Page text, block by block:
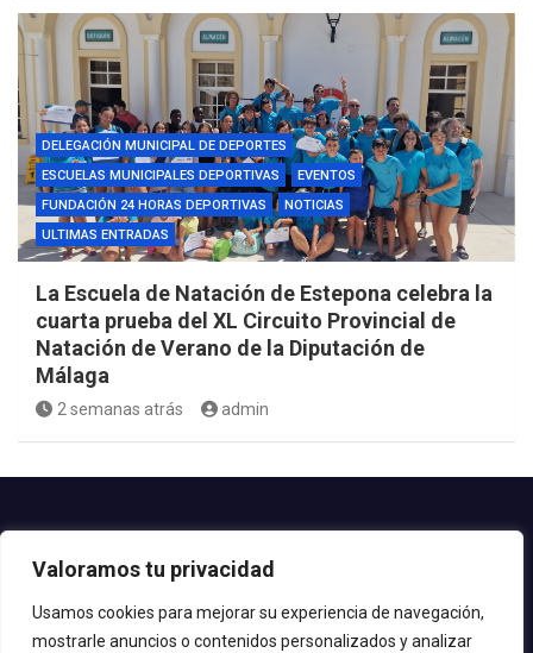
Valoramos tu privacidad
Usamos cookies para mejorar su experiencia de navegación,
mostrarle anuncios o contenidos personalizados y analizar
DELEGACIÓN MUNICIPAL DE DEPORTES
ESCUELAS MUNICIPALES DEPORTIVAS
EVENTOS
FUNDACIÓN 24 HORAS DEPORTIVAS
NOTICIAS
ULTIMAS ENTRADAS
La Escuela de Natación de Estepona celebra la
cuarta prueba del XL Circuito Provincial de
Natación de Verano de la Diputación de
Málaga
2 semanas atrás admin
Teléfono: 952.80.24.44
© 2020 Delegación de Deportes